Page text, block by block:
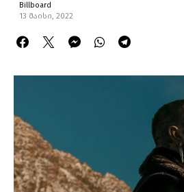
Billboard
13 მაისი, 2022